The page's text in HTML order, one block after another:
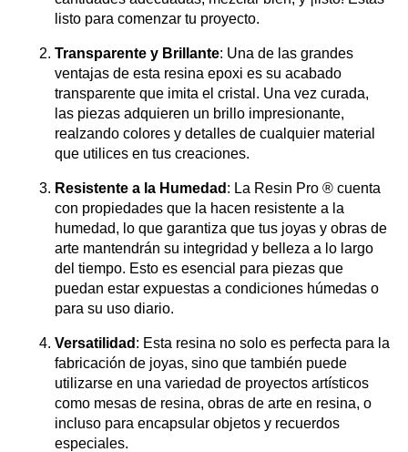
listo para comenzar tu proyecto.
Transparente y Brillante: Una de las grandes
ventajas de esta resina epoxi es su acabado
transparente que imita el cristal. Una vez curada,
las piezas adquieren un brillo impresionante,
realzando colores y detalles de cualquier material
que utilices en tus creaciones.
Resistente a la Humedad : La Resin Pro ® cuenta
con propiedades que la hacen resistente a la
humedad, lo que garantiza que tus joyas y obras de
arte mantendrán su integridad y belleza a lo largo
del tiempo. Esto es esencial para piezas que
puedan estar expuestas a condiciones húmedas o
para su uso diario.
Versatilidad : Esta resina no solo es perfecta para la
fabricación de joyas, sino que también puede
utilizarse en una variedad de proyectos artísticos
como mesas de resina, obras de arte en resina, o
incluso para encapsular objetos y recuerdos
especiales.